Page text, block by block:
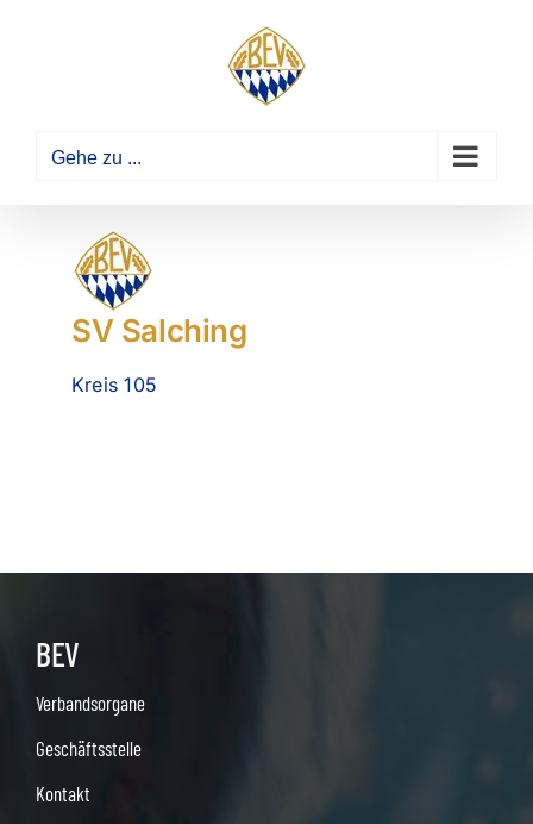
Gehe zu ...
SV Salching
Kreis 105
BEV
Verbandsorgane
Geschäftsstelle
Kontakt